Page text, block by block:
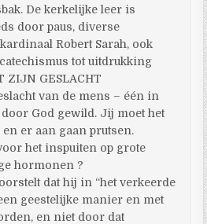
De kerkelijke leer is
door paus, diverse
Robert Sarah, ook
tot uitdrukking
ZIJN GESLACHT
van de mens – één in
God gewild. Jij moet het
er aan gaan prutsen.
het inspuiten op grote
hormonen ?
dat hij in “het verkeerde
geestelijke manier en met
en niet door dat